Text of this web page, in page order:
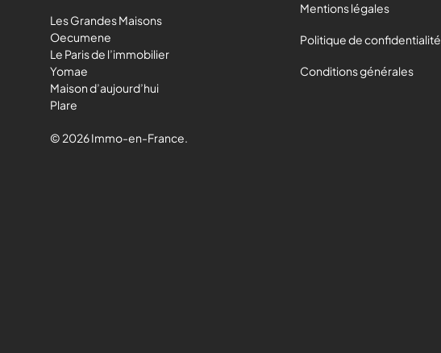
Les Grandes Maisons
Oecumene
Le Paris de l’immobilier
Yomae
Maison d’aujourd’hui
Plare
© 2026 Immo-en-France.
Mentions légales
Politique de confidentialité
Conditions générales